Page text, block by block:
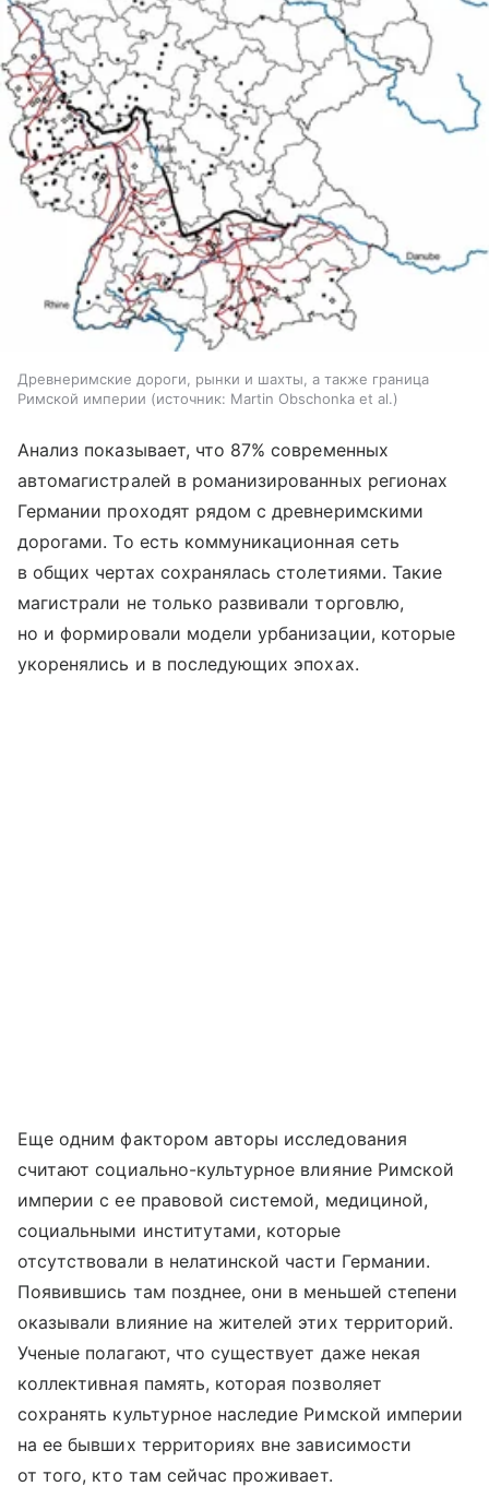
Древнеримские дороги, рынки и шахты, а также граница
Римской империи
источник: Martin Obschonka et al.
Анализ показывает, что 87% современных
автомагистралей в романизированных регионах
Германии проходят рядом с древнеримскими
дорогами. То есть коммуникационная сеть
в общих чертах сохранялась столетиями. Такие
магистрали не только развивали торговлю,
но и формировали модели урбанизации, которые
укоренялись и в последующих эпохах.
Еще одним фактором авторы исследования
считают социально-культурное влияние Римской
империи с ее правовой системой, медициной,
социальными институтами, которые
отсутствовали в нелатинской части Германии.
Появившись там позднее, они в меньшей степени
оказывали влияние на жителей этих территорий.
Ученые полагают, что существует даже некая
коллективная память, которая позволяет
сохранять культурное наследие Римской империи
на ее бывших территориях вне зависимости
от того, кто там сейчас проживает.